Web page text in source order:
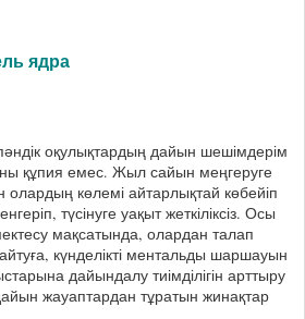
ядра
оқулықтардың дайын шешімдерім
құпия емес. Жыл сайын меңгеруге
олардың көлемі айтарлықтай көбейіп
түсінуге уақыт жеткіліксіз. Осы
мақсатында, олардан талап
күнделікті ментальды шаршауын
дайындалу тиімділігін арттыру
жауаптардан тұратын жинақтар